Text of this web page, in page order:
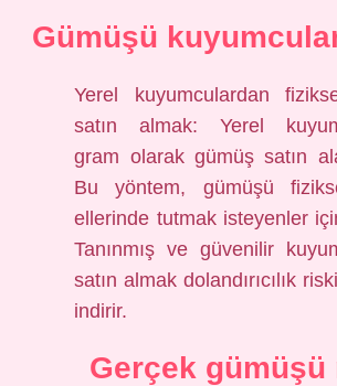
Gümüşü kuyumcular
Yerel kuyumculardan
satın almak: Yerel
gram olarak gümüş satın
Bu yöntem, gümüşü
ellerinde tutmak isteyenler
Tanınmış ve güvenilir
satın almak dolandırıcılık
indirir.
Gerçek gümüşü